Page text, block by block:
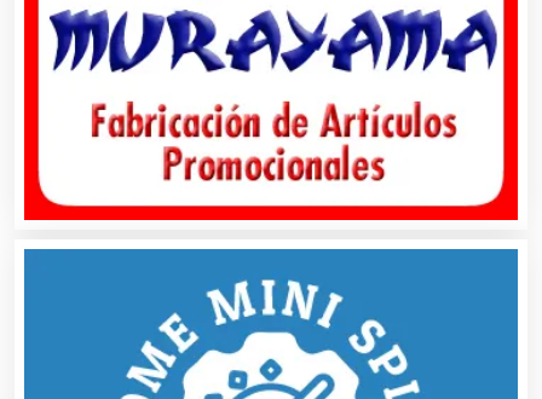
Artículos para Regalos
Artículos Personales
Artículos Publicitarios
Asesores Técnicos